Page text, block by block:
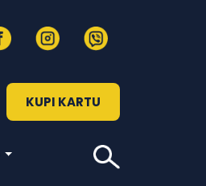
KUPI KARTU